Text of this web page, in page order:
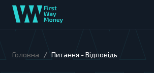
Головна / Питання - Відповідь